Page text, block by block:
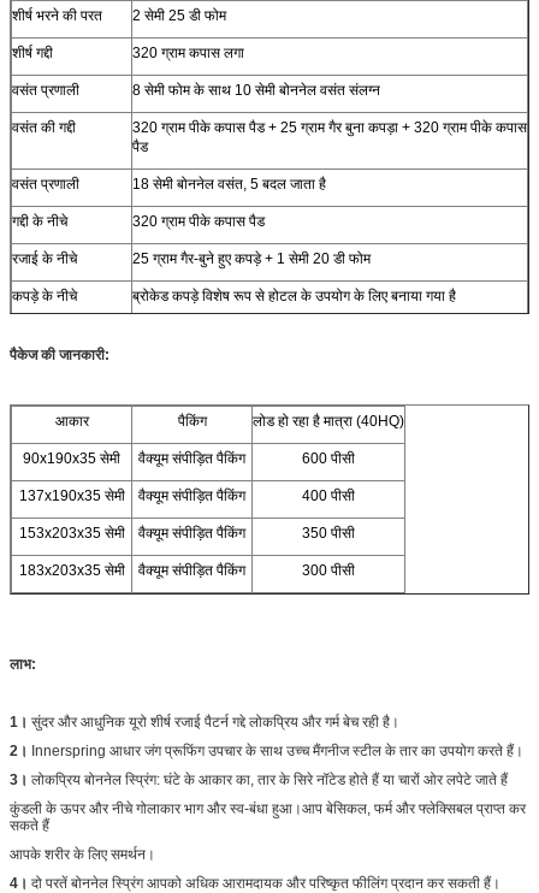
शीर्ष भरने की परत 2 सेमी 25 डी फोम
शीर्ष गद्दी 320 ग्राम कपास लगा
वसंत प्रणाली 8 सेमी फोम के साथ 10 सेमी बोननेल वसंत संलग्न
वसंत की गद्दी
320 ग्राम पीके कपास पैड + 25 ग्राम गैर बुना कपड़ा + 320 ग्राम पीके कपास
पैड
वसंत प्रणाली 18 सेमी बोननेल वसंत, 5 बदल जाता है
गद्दी के नीचे 320 ग्राम पीके कपास पैड
रजाई के नीचे 25 ग्राम गैर-बुने हुए कपड़े + 1 सेमी 20 डी फोम
कपड़े के नीचे ब्रोकेड कपड़े विशेष रूप से होटल के उपयोग के लिए बनाया गया है
पैकेज की जानकारी:
आकार पैकिंग लोड हो रहा है मात्रा (40HQ)
90x190x35 सेमी वैक्यूम संपीड़ित पैकिंग 600 पीसी
137x190x35 सेमी वैक्यूम संपीड़ित पैकिंग 400 पीसी
153x203x35 सेमी वैक्यूम संपीड़ित पैकिंग 350 पीसी
183x203x35 सेमी वैक्यूम संपीड़ित पैकिंग 300 पीसी
लाभ:
1। सुंदर और आधुनिक यूरो शीर्ष रजाई पैटर्न गद्दे लोकप्रिय और गर्म बेच रही है।
2। Innerspring आधार जंग प्रूफिंग उपचार के साथ उच्च मैंगनीज स्टील के तार का उपयोग करते हैं।
3। लोकप्रिय बोननेल स्प्रिंग: घंटे के आकार का, तार के सिरे नॉटेड होते हैं या चारों ओर लपेटे जाते हैं
कुंडली के ऊपर और नीचे गोलाकार भाग और स्व-बंधा हुआ।आप बेसिकल, फर्म और फ्लेक्सिबल प्राप्त कर
सकते हैं
आपके शरीर के लिए समर्थन।
4। दो परतें बोननेल स्प्रिंग आपको अधिक आरामदायक और परिष्कृत फीलिंग प्रदान कर सकती हैं।